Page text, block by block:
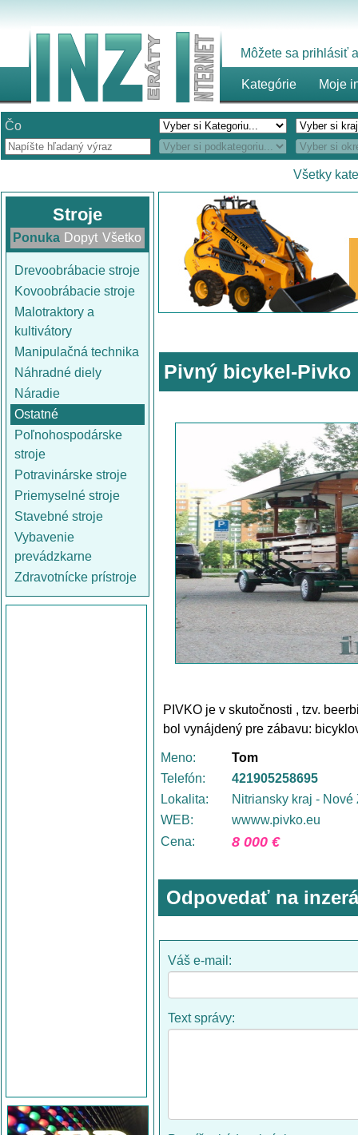
Môžete sa prihlásiť
Kategórie Moje
Čo
Všetky
Stroje
Ponuka Dopyt Všetko
Drevoobrábacie stroje
Kovoobrábacie stroje
Malotraktory a
kultivátory
Manipulačná technika
Náhradné diely
Náradie
Ostatné
Poľnohospodárske
stroje
Potravinárske stroje
Priemyselné stroje
Stavebné stroje
Vybavenie
prevádzkarne
Zdravotnícke prístroje
Pivný bicykel-Pivko
PIVKO je v skutočnosti , tzv.
bol vynájdený pre zábavu:
Meno:
Tom
Telefón:
421905258695
Lokalita:
Nitriansky kraj - Nové
WEB:
wwww.pivko.eu
Cena:
8 000 €
Odpovedať na
Váš e-mail:
Text správy: